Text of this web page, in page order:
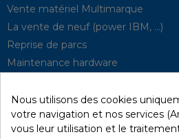
Vente matériel Multimarque
La vente de neuf (power IBM, …)
Reprise de parcs
Maintenance hardware
Solutions de P.R.A
Nous utilisons des cookies
votre navigation et nos services
vous leur utilisation et le